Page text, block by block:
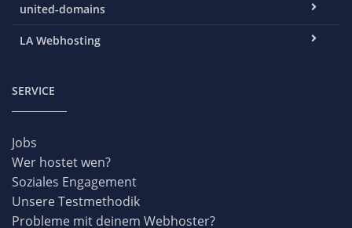
united-domains
LA Webhosting
SERVICE
Jobs
Wer hostet wen?
Soziales Engagement
Unsere Testmethodik
Probleme mit deinem Webhoster?